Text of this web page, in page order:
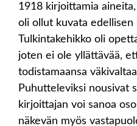
1918 kirjoittamia
oli ollut kuvata edellisen
Tulkintakehikko oli
joten ei ole yllättävää,
todistamaansa
Puhutteleviksi nousivat
kirjoittajan voi sanoa
näkevän myös